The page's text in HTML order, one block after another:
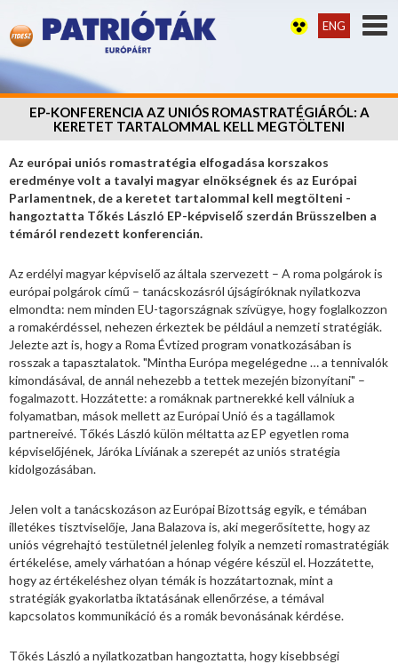
ENG
EP-KONFERENCIA AZ UNIÓS ROMASTRATÉGIÁRÓL: A
KERETET TARTALOMMAL KELL MEGTÖLTENI
Az európai uniós romastratégia elfogadása korszakos
eredménye volt a tavalyi magyar elnökségnek és az Európai
Parlamentnek, de a keretet tartalommal kell megtölteni -
hangoztatta Tőkés László EP-képviselő szerdán Brüsszelben a
témáról rendezett konferencián.
Az erdélyi magyar képviselő az általa szervezett – A roma polgárok is
európai polgárok című – tanácskozásról újságíróknak nyilatkozva
elmondta: nem minden EU-tagországnak szívügye, hogy foglalkozzon
a romakérdéssel, nehezen érkeztek be például a nemzeti stratégiák.
Jelezte azt is, hogy a Roma Évtized program vonatkozásában is
rosszak a tapasztalatok. "Mintha Európa megelégedne … a tennivalók
kimondásával, de annál nehezebb a tettek mezején bizonyítani" –
fogalmazott. Hozzátette: a romáknak partnerekké kell válniuk a
folyamatban, mások mellett az Európai Unió és a tagállamok
partnereivé. Tőkés László külön méltatta az EP egyetlen roma
képviselőjének, Járóka Líviának a szerepét az uniós stratégia
kidolgozásában.
Jelen volt a tanácskozáson az Európai Bizottság egyik, e témában
illetékes tisztviselője, Jana Balazova is, aki megerősítette, hogy az
uniós végrehajtó testületnél jelenleg folyik a nemzeti romastratégiák
értékelése, amely várhatóan a hónap végére készül el. Hozzátette,
hogy az értékeléshez olyan témák is hozzátartoznak, mint a
stratégiák gyakorlatba iktatásának ellenőrzése, a témával
kapcsolatos kommunikáció és a romák bevonásának kérdése.
Tőkés László a nyilatkozatban hangoztatta, hogy kisebbségi